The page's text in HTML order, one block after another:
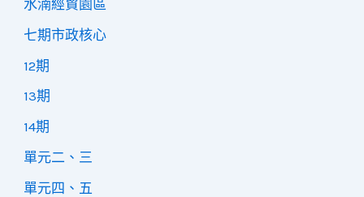
水湳經貿園區
七期市政核心
12期
13期
14期
單元二、三
單元四、五